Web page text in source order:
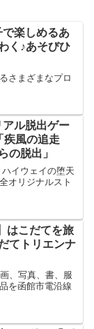
で楽しめるあ
く♪あそびひ
さまざまなプロ
アル脱出ゲー
疾風の追走
の脱出」
イウェイの堕天
オリジナルスト
はこだてを旅
てトリエンナ
、写真、書、服
を函館市電沿線